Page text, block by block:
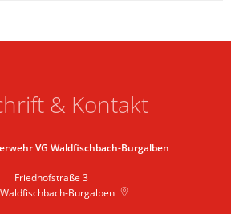
& Kontakt
VG Waldfischbach-Burgalben
Friedhofstraße 3
Waldfischbach-Burgalben